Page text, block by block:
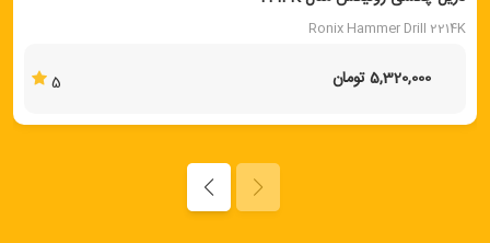
Ronix Hammer Drill 2214K
5,320,000 تومان 5